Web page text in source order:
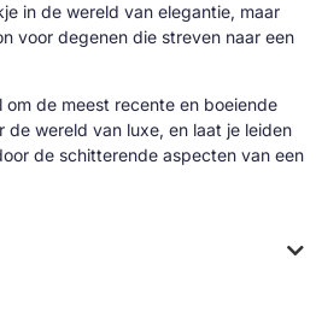
in de wereld van elegantie, maar
voor degenen die streven naar een
de meest recente en boeiende
wereld van luxe, en laat je leiden
de schitterende aspecten van een